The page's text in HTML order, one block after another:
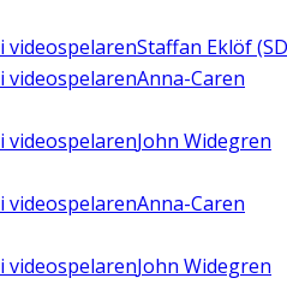
i videospelarenStaffan Eklöf
i videospelarenAnna-Caren
i videospelarenJohn Widegren
i videospelarenAnna-Caren
i videospelarenJohn Widegren